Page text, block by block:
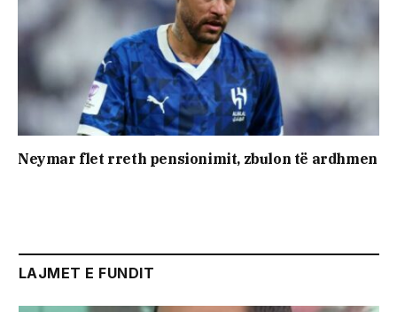
Neymar flet rreth pensionimit, zbulon të ardhmen
LAJMET E FUNDIT